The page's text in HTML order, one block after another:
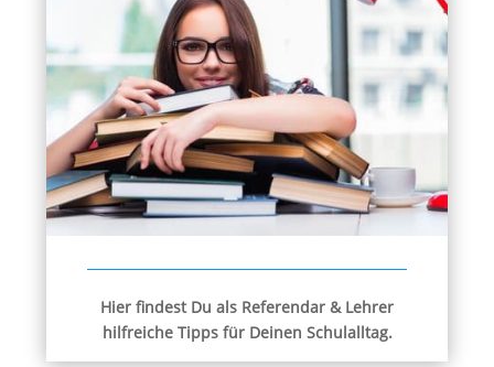
Hier findest Du als Referendar & Lehrer
hilfreiche Tipps für Deinen Schulalltag.